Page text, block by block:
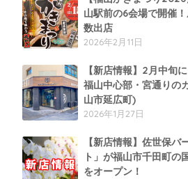
山駅前の6会場で開催
数出店
2026年2月11日
【新店情報】2月中旬
福山中心部・宮通りの
山市延広町)
2026年1月27日
【新店情報】佐世保
ト」が福山市千田町の
をオープン！